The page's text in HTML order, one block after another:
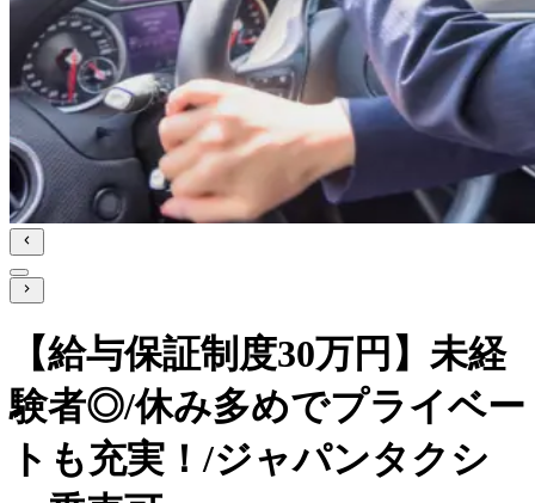
【給与保証制度30万円】未経
験者◎/休み多めでプライベー
トも充実！/ジャパンタクシ